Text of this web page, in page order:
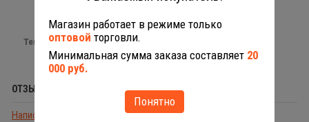
Теги: стирка и уборка
ОТЗЫВЫ (0)
Написать отзыв
Магазин работает в режиме только
оптовой торговли.
Минимальная сумма заказа составляет 20
000 руб.
Понятно